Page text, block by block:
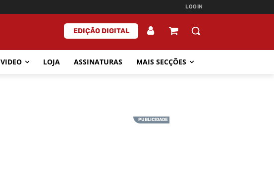
LOGIN
EDIÇÃO DIGITAL
VIDEO LOJA ASSINATURAS MAIS SECÇÕES